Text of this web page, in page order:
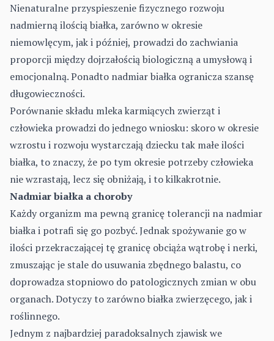
Nienaturalne przyspieszenie fizycznego rozwoju
nadmierną ilością białka, zarówno w okresie
niemowlęcym, jak i później, prowadzi do zachwiania
proporcji między dojrzałością biologiczną a umysłową i
emocjonalną. Ponadto nadmiar białka ogranicza szansę
długowieczności.
Porównanie składu mleka karmiących zwierząt i
człowieka prowadzi do jednego wniosku: skoro w okresie
wzrostu i rozwoju wystarczają dziecku tak małe ilości
białka, to znaczy, że po tym okresie potrzeby człowieka
nie wzrastają, lecz się obniżają, i to kilkakrotnie.
Nadmiar białka a choroby
Każdy organizm ma pewną granicę tolerancji na nadmiar
białka i potrafi się go pozbyć. Jednak spożywanie go w
ilości przekraczającej tę granicę obciąża wątrobę i nerki,
zmuszając je stale do usuwania zbędnego balastu, co
doprowadza stopniowo do patologicznych zmian w obu
organach. Dotyczy to zarówno białka zwierzęcego, jak i
roślinnego.
Jednym z najbardziej paradoksalnych zjawisk we